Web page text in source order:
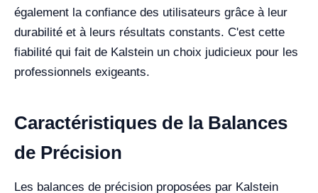
également la confiance des utilisateurs grâce à leur
durabilité et à leurs résultats constants. C'est cette
fiabilité qui fait de Kalstein un choix judicieux pour les
professionnels exigeants.
Caractéristiques de la Balances
de Précision
Les balances de précision proposées par Kalstein